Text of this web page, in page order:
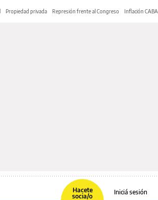
Propiedad privada Represión frente al Congreso Inflación CABA
Hacete
socia/o
Iniciá sesión